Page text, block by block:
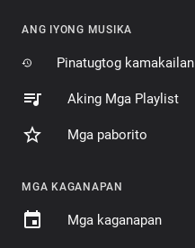
ANG IYONG MUSIKA
Pinatugtog kamakailan
Aking Mga Playlist
Mga paborito
MGA KAGANAPAN
Mga kaganapan